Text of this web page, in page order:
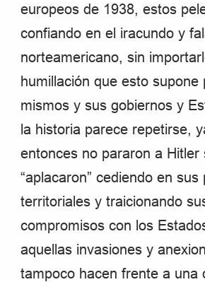
europeos de 1938, estos
confiando en el iracundo y
norteamericano, sin
humillación que esto supone
mismos y sus gobiernos y
la historia parece repetirse,
entonces no pararon a Hitler
“aplacaron” cediendo en
territoriales y traicionando
compromisos con los
aquellas invasiones y
tampoco hacen frente a una